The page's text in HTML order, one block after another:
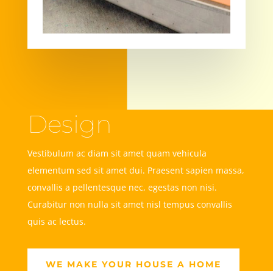
Design
Vestibulum ac diam sit amet quam vehicula
elementum sed sit amet dui. Praesent sapien massa,
convallis a pellentesque nec, egestas non nisi.
Curabitur non nulla sit amet nisl tempus convallis
quis ac lectus.
WE MAKE YOUR HOUSE A HOME